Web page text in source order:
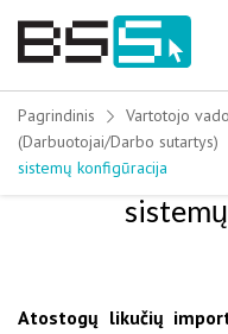
Skip
Pagrindinis Vartotojo
(Darbuotojai/Darbo sutartys)
sistemų konfigūracija
Atostogų
Atostogų likučių